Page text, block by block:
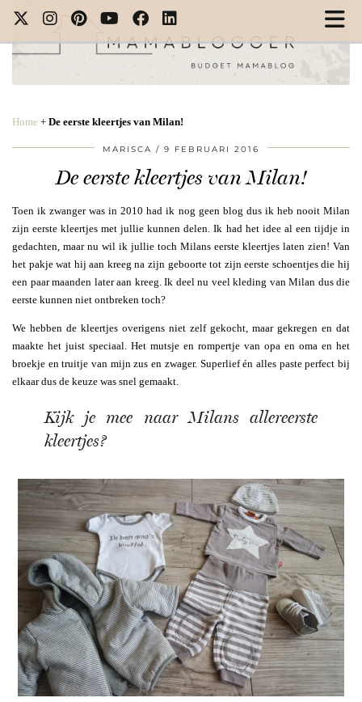
Home + De eerste kleertjes van Milan!
MARISCA 9 FEBRUARI 2016
De eerste kleertjes van Milan!
Toen ik zwanger was in 2010 had ik nog geen blog dus ik heb nooit Milan
zijn eerste kleertjes met jullie kunnen delen. Ik had het idee al een tijdje in
gedachten, maar nu wil ik jullie toch Milans eerste kleertjes laten zien! Van
het pakje wat hij aan kreeg na zijn geboorte tot zijn eerste schoentjes die hij
een paar maanden later aan kreeg. Ik deel nu veel kleding van Milan dus die
eerste kunnen niet ontbreken toch?
We hebben de kleertjes overigens niet zelf gekocht, maar gekregen en dat
maakte het juist speciaal. Het mutsje en rompertje van opa en oma en het
broekje en truitje van mijn zus en zwager. Superlief én alles paste perfect bij
elkaar dus de keuze was snel gemaakt.
Kijk je mee naar Milans allereerste
kleertjes?